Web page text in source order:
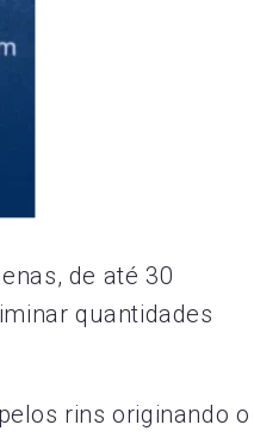
de até 30
quantidades
rins originando o